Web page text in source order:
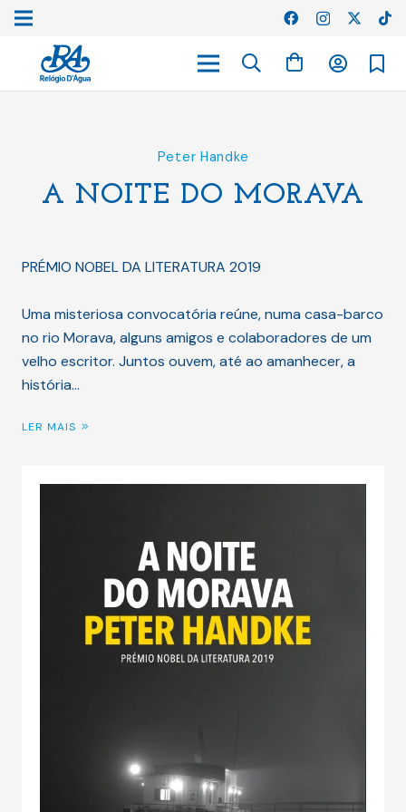
Peter Handke
A NOITE DO MORAVA
PRÉMIO NOBEL DA LITERATURA 2019
Uma misteriosa convocatória reúne, numa casa-barco
no rio Morava, alguns amigos e colaboradores de um
velho escritor. Juntos ouvem, até ao amanhecer, a
história…
LER MAIS